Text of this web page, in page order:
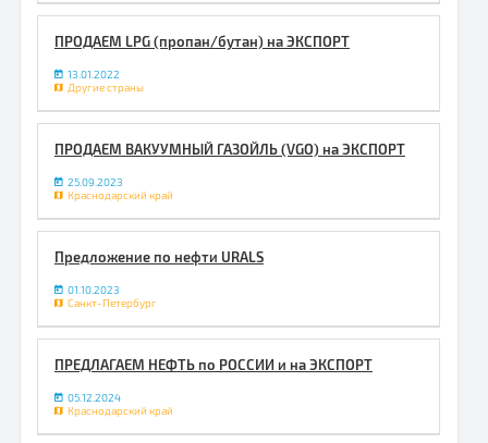
ПРОДАЕМ LPG (пропан/бутан) на ЭКСПОРТ
13.01.2022
Другие страны
ПРОДАЕМ ВАКУУМНЫЙ ГАЗОЙЛЬ (VGO) на ЭКСПОРТ
25.09.2023
Краснодарский край
Предложение по нефти URALS
01.10.2023
Санкт-Петербург
ПРЕДЛАГАЕМ НЕФТЬ по РОССИИ и на ЭКСПОРТ
05.12.2024
Краснодарский край